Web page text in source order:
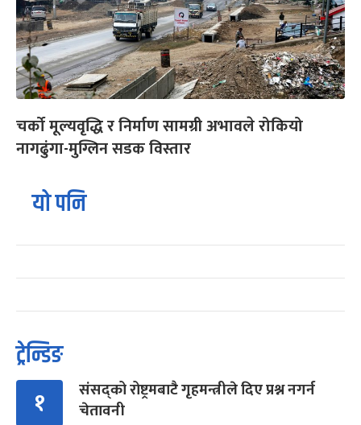
चर्को मूल्यवृद्धि र निर्माण सामग्री अभावले रोकियो
नागढुंगा-मुग्लिन सडक विस्तार
यो पनि
ट्रेन्डिङ
१
संसद्को रोष्ट्रमबाटै गृहमन्त्रीले दिए प्रश्न नगर्न
चेतावनी